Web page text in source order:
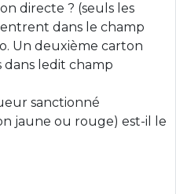
directe ? (seuls les
dans le champ
Un deuxième carton
dans ledit champ
sanctionné
jaune ou rouge) est-il le